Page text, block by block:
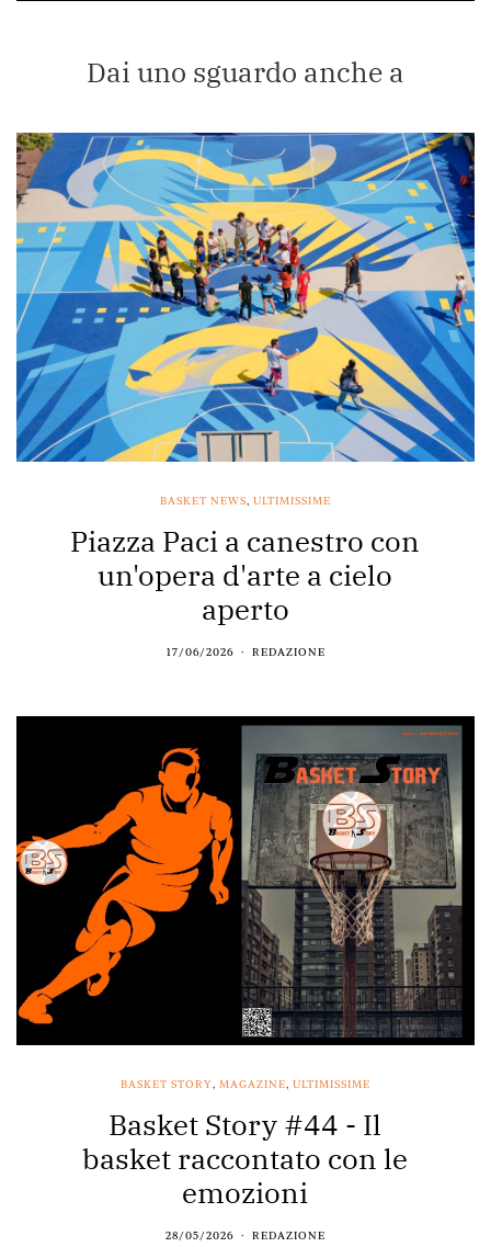
Dai uno sguardo anche a
BASKET NEWS, ULTIMISSIME
Piazza Paci a canestro con
un'opera d'arte a cielo
aperto
17/06/2026 REDAZIONE
BASKET STORY, MAGAZINE, ULTIMISSIME
Basket Story #44 - Il
basket raccontato con le
emozioni
28/05/2026 REDAZIONE